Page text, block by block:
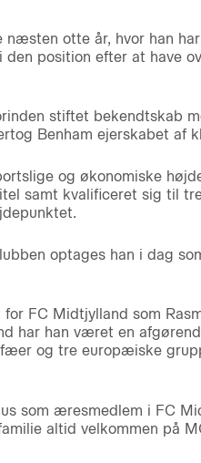
otte år, hvor han
position efter at have
stiftet bekendtskab
Benham ejerskabet af
og økonomiske
samt kvalificeret sig til
optages han i dag
FC Midtjylland som
har han været en
og tre europæiske
som æresmedlem i FC
altid velkommen på